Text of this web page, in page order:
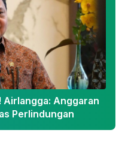
Airlangga: Anggaran
Perlindungan